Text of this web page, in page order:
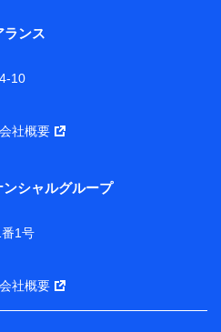
2-14-10 アーバンネット日
ドコモは、お客さまの情報
行動原則を順守します 。
ュボードの「第三者提供の
らず、共同利用する場合があ
ないお客さま（2019年12
トクラブ会員であったこと
する、2019年12月10日以
、こちら の利用目的の範囲内
ランス
10
会社概要
シャルグループ
1号
会社概要